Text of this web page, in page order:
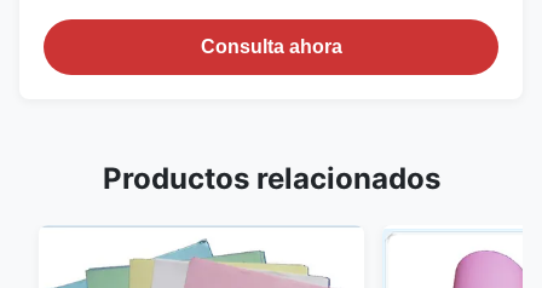
Consulta ahora
Productos relacionados